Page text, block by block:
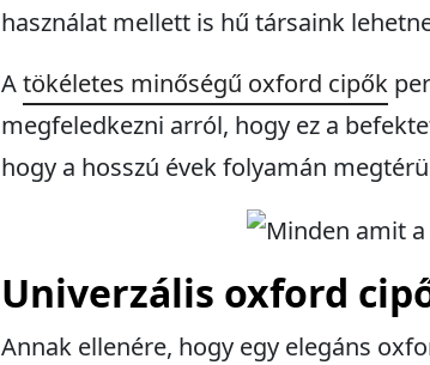
használat mellett is hű társaink
Atökéletes minőségű oxford cipők
megfeledkezni arról, hogy ez a
hogy a hosszú évek folyamán
Univerzális oxford
Annak ellenére, hogy egy elegáns